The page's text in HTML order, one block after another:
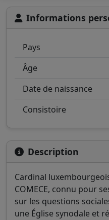
Informations
Pays
Âge
Date de naissance
Consistoire
Description
Cardinal
COMECE, connu pour
sur les questions
une Église synodale et